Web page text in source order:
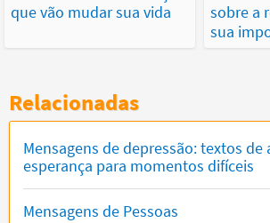
que vão mudar sua vida
sobre a
sua
Relacionadas
Mensagens de depressão: textos de
esperança para momentos difíceis
Mensagens de Pessoas